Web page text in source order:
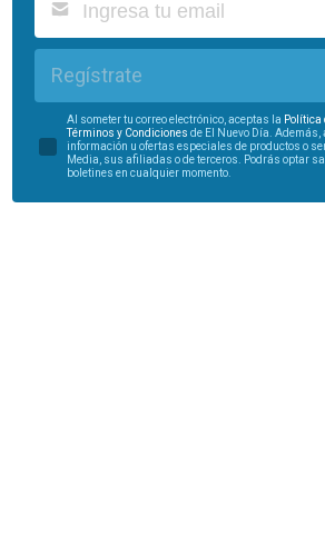
Regístrate
Al someter tu correo electrónico, aceptas la Política
Términos y Condiciones de El Nuevo Día.
información u ofertas especiales de productos o
Media, sus afiliadas o de terceros. Podrás optar
boletines en cualquier momento.